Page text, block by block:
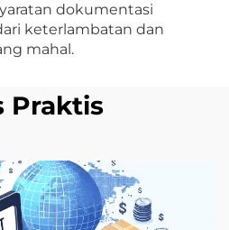
dokumentasi
keterlambatan dan
mahal.
Praktis